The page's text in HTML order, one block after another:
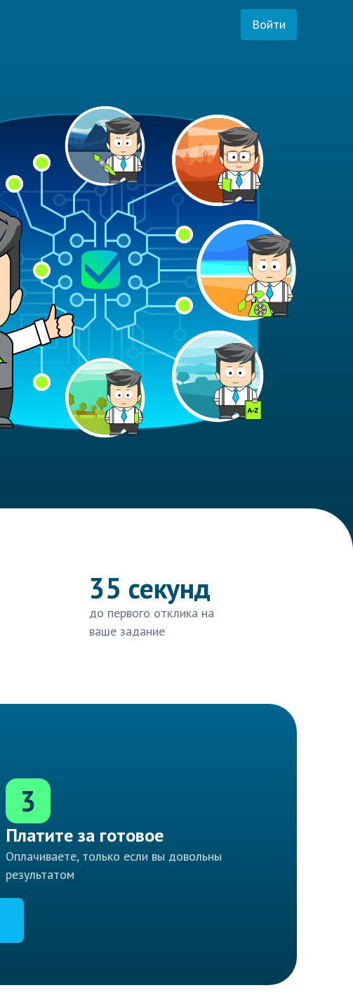
Войти
35 секунд
до первого отклика на
ваше задание
3
Платите за готовое
Оплачиваете, только если вы довольны
результатом